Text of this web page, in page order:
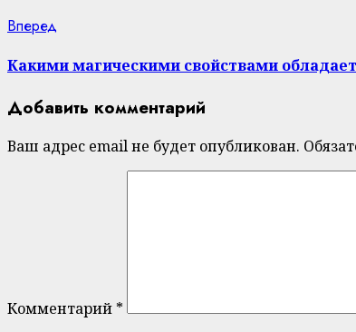
Вперед
Какими магическими свойствами
Добавить комментарий
Ваш адрес email не будет опубликован.
Комментарий *